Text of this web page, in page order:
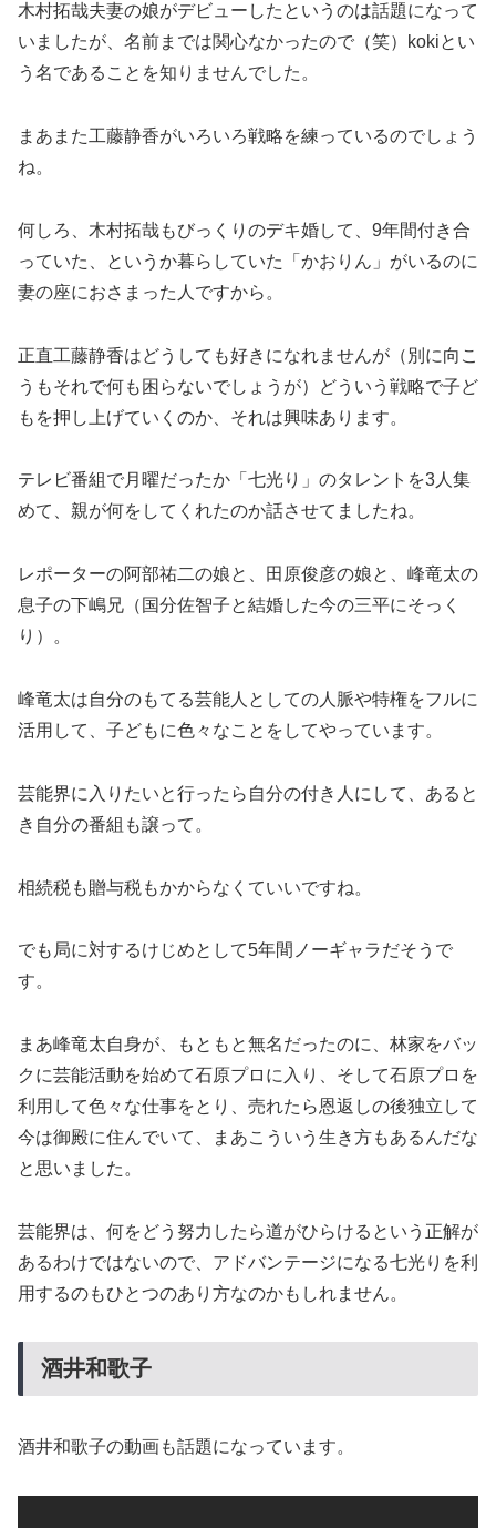
木村拓哉夫妻の娘がデビューしたというのは話題になって
いましたが、名前までは関心なかったので（笑）kokiとい
う名であることを知りませんでした。
まあまた工藤静香がいろいろ戦略を練っているのでしょう
ね。
何しろ、木村拓哉もびっくりのデキ婚して、9年間付き合
っていた、というか暮らしていた「かおりん」がいるのに
妻の座におさまった人ですから。
正直工藤静香はどうしても好きになれませんが（別に向こ
うもそれで何も困らないでしょうが）どういう戦略で子ど
もを押し上げていくのか、それは興味あります。
テレビ番組で月曜だったか「七光り」のタレントを3人集
めて、親が何をしてくれたのか話させてましたね。
レポーターの阿部祐二の娘と、田原俊彦の娘と、峰竜太の
息子の下嶋兄（国分佐智子と結婚した今の三平にそっく
り）。
峰竜太は自分のもてる芸能人としての人脈や特権をフルに
活用して、子どもに色々なことをしてやっています。
芸能界に入りたいと行ったら自分の付き人にして、あると
き自分の番組も譲って。
相続税も贈与税もかからなくていいですね。
でも局に対するけじめとして5年間ノーギャラだそうで
す。
まあ峰竜太自身が、もともと無名だったのに、林家をバッ
クに芸能活動を始めて石原プロに入り、そして石原プロを
利用して色々な仕事をとり、売れたら恩返しの後独立して
今は御殿に住んでいて、まあこういう生き方もあるんだな
と思いました。
芸能界は、何をどう努力したら道がひらけるという正解が
あるわけではないので、アドバンテージになる七光りを利
用するのもひとつのあり方なのかもしれません。
酒井和歌子
酒井和歌子の動画も話題になっています。